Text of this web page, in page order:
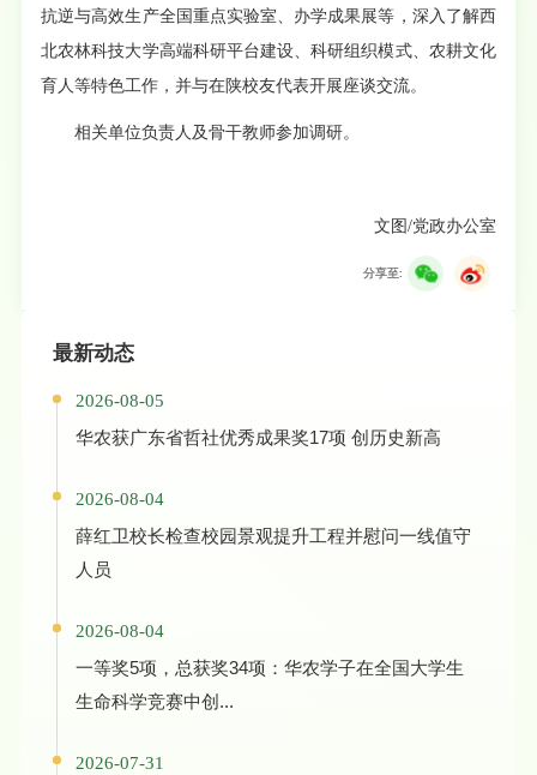
抗逆与高效生产全国重点实验室、办学成果展等，深入了解西
北农林科技大学高端科研平台建设、科研组织模式、农耕文化
育人等特色工作，并与在陕校友代表开展座谈交流。
相关单位负责人及骨干教师参加调研。
文图/党政办公室
分享至:
最新动态
2026-08-05
华农获广东省哲社优秀成果奖17项 创历史新高
2026-08-04
薛红卫校长检查校园景观提升工程并慰问一线值守
人员
2026-08-04
一等奖5项，总获奖34项：华农学子在全国大学生
生命科学竞赛中创...
2026-07-31